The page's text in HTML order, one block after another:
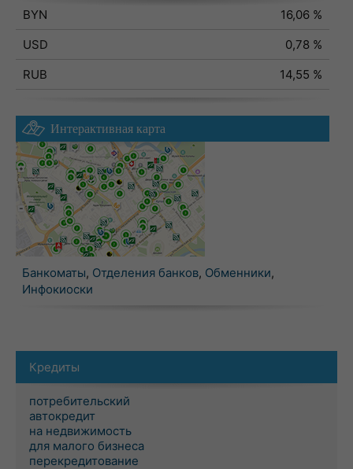
BYN
16,06 %
USD
0,78 %
RUB
14,55 %
Интерактивная карта
Банкоматы, Отделения банков, Обменники,
Инфокиоски
Кредиты
потребительский
автокредит
на недвижимость
для малого бизнеса
перекредитование